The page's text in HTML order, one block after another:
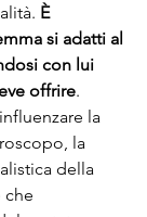
È
si adatti al
con lui
offrire.
la
la
della
che